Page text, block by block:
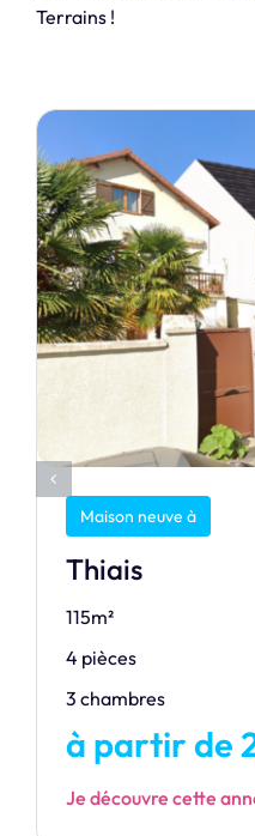
Terrains !
Maison neuve à
Thiais
115m²
4 pièces
3 chambres
à partir de
Je découvre cette